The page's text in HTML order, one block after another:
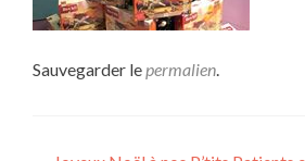
Sauvegarder lepermalien.